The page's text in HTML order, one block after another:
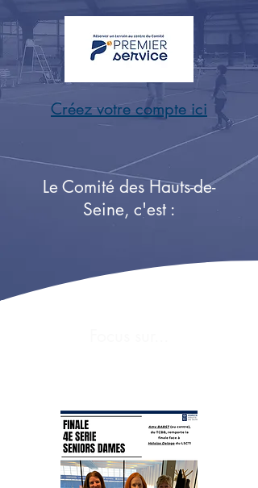
Créez votre compte ici
Le Comité des Hauts-de-
Seine, c'est :